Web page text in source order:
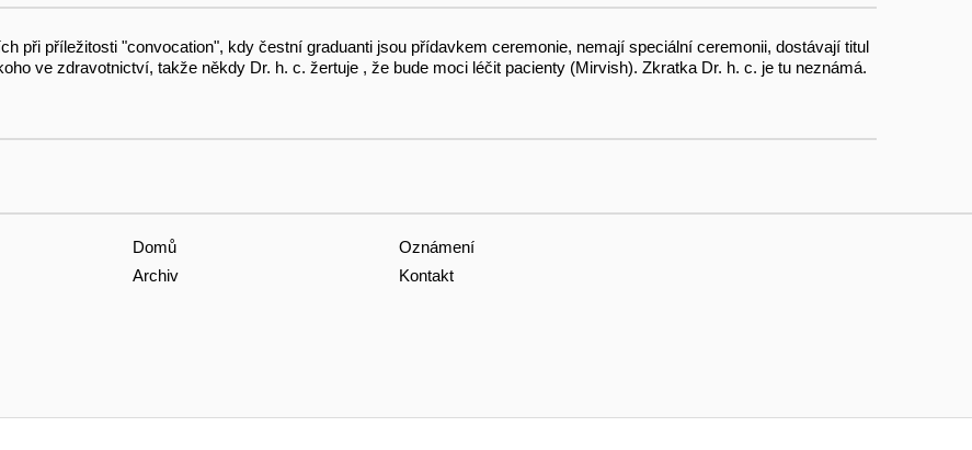
při příležitosti "convocation", kdy čestní graduanti jsou přídavkem ceremonie, nemají speciální ceremonii, dostávají titul
ve zdravotnictví, takže někdy Dr. h. c. žertuje , že bude moci léčit pacienty (Mirvish). Zkratka Dr. h. c. je tu neznámá.
Domů
Archiv
Oznámení
Kontakt